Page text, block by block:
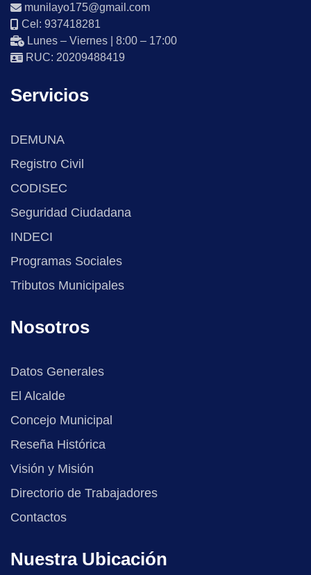
munilayo175@gmail.com
Cel: 937418281
Lunes – Viernes | 8:00 – 17:00
RUC: 20209488419
Servicios
DEMUNA
Registro Civil
CODISEC
Seguridad Ciudadana
INDECI
Programas Sociales
Tributos Municipales
Nosotros
Datos Generales
El Alcalde
Concejo Municipal
Reseña Histórica
Visión y Misión
Directorio de Trabajadores
Contactos
Nuestra Ubicación